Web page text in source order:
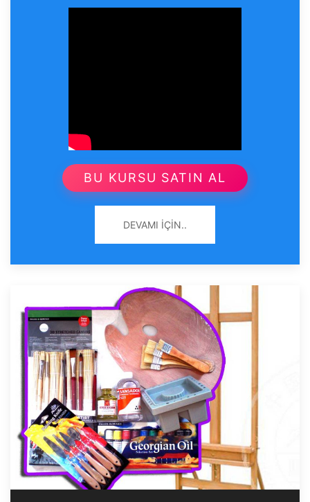
BU KURSU SATIN AL
DEVAMI İÇIN..